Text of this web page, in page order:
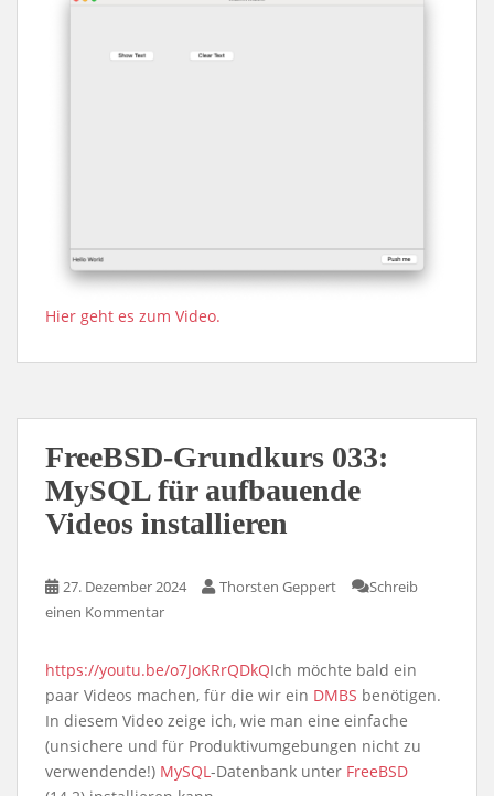
Hier geht es zum Video.
FreeBSD-Grundkurs 033:
MySQL für aufbauende
Videos installieren
27. Dezember 2024 Thorsten Geppert
Schreib
einen Kommentar
https://youtu.be/o7JoKRrQDkQIch möchte bald ein
paar Videos machen, für die wir ein DMBS benötigen.
In diesem Video zeige ich, wie man eine einfache
(unsichere und für Produktivumgebungen nicht zu
verwendende!) MySQL-Datenbank unter FreeBSD